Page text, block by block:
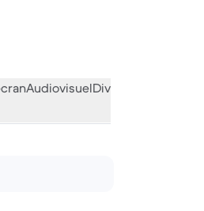
AudiovisuelDivers